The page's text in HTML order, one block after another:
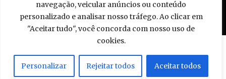
navegação, veicular anúncios ou conteúdo
personalizado e analisar nosso tráfego. Ao clicar em
"Aceitar tudo", você concorda com nosso uso de
cookies.
Personalizar Rejeitar todos Aceitar todos
© 2009 - 2026 Piloto Policial. Todos os direitos reservados. Brasil.